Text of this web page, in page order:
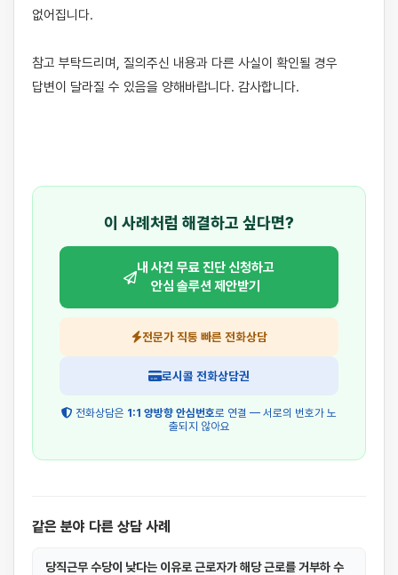
없어집니다.
참고 부탁드리며, 질의주신 내용과 다른 사실이 확인될 경우
답변이 달라질 수 있음을 양해바랍니다. 감사합니다.
이 사례처럼 해결하고 싶다면?
내 사건 무료 진단 신청하고
안심 솔루션 제안받기
전문가 직통 빠른 전화상담
로시콜 전화상담권
전화상담은 1:1 양방향 안심번호로 연결 — 서로의 번호가 노
출되지 않아요
같은 분야 다른 상담 사례
당직근무 수당이 낮다는 이유로 근로자가 해당 근로를 거부하 수